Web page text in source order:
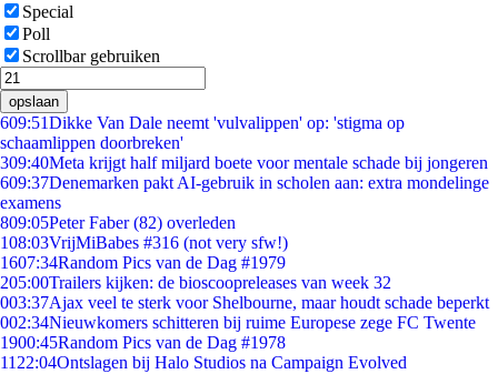
Special
Poll
Scrollbar gebruiken
opslaan
609:51Dikke Van Dale neemt 'vulvalippen' op: 'stigma op
schaamlippen doorbreken'
309:40Meta krijgt half miljard boete voor mentale schade bij jongeren
609:37Denemarken pakt AI-gebruik in scholen aan: extra mondelinge
examens
809:05Peter Faber (82) overleden
108:03VrijMiBabes #316 (not very sfw!)
1607:34Random Pics van de Dag #1979
205:00Trailers kijken: de bioscoopreleases van week 32
003:37Ajax veel te sterk voor Shelbourne, maar houdt schade beperkt
002:34Nieuwkomers schitteren bij ruime Europese zege FC Twente
1900:45Random Pics van de Dag #1978
11 22:04Ontslagen bij Halo Studios na Campaign Evolved